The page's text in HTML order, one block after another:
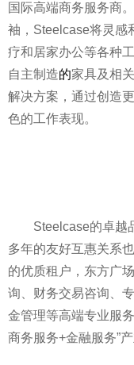
国际高端商务服务商
袖，Steelcase将灵感
疗和居家办公等各种
自主制造的家具及相
解决方案，通过创造
色的工作表现。
Steelcase的卓越
多年的友好互惠关系
的优质租户，东方广
询、财务交易咨询、
金管理等高端专业服
商务服务+金融服务”产